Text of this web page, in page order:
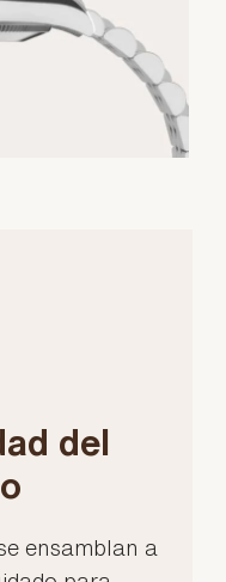
del
ensamblan a